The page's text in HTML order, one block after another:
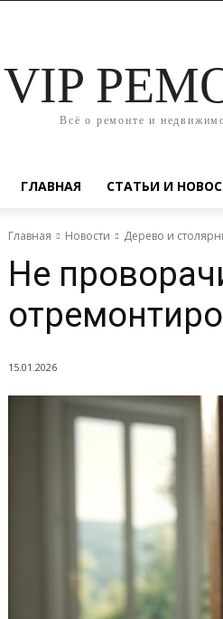
VIP
Всё о ремонте и
ГЛАВНАЯ СТАТЬИ И
Главная Новости Дерево и
Не
15.01.2026